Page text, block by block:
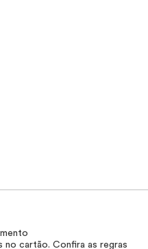
no cartão. Confira as regras